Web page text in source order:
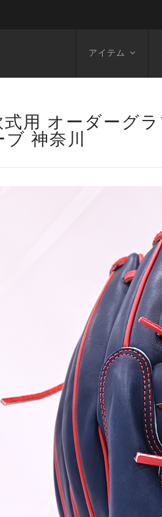
アイテム
用 オーダーグ
神奈川